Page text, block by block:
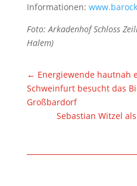
Informationen:
Foto: Arkadenhof Schloss
Halem)
← Energiewende hautnah
Schweinfurt besucht das
Großbardorf
Sebastian Witzel